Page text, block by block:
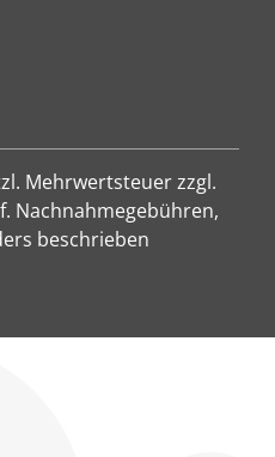
Mehrwertsteuer zzgl.
Nachnahmegebühren,
beschrieben